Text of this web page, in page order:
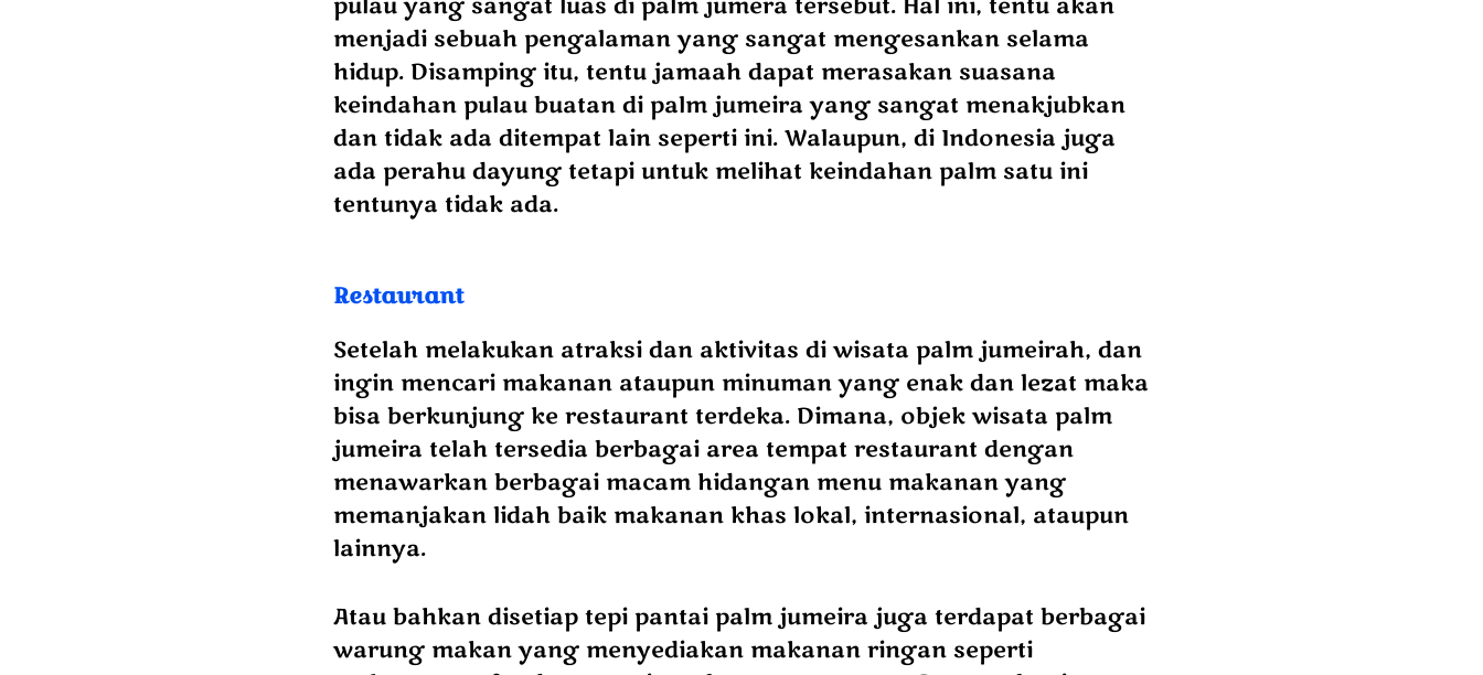
pulau yang sangat luas di palm jumera tersebut. Hal ini, tentu akan
menjadi sebuah pengalaman yang sangat mengesankan selama
hidup. Disamping itu, tentu jamaah dapat merasakan suasana
keindahan pulau buatan di palm jumeira yang sangat menakjubkan
dan tidak ada ditempat lain seperti ini. Walaupun, di Indonesia juga
ada perahu dayung tetapi untuk melihat keindahan palm satu ini
tentunya tidak ada.
Restaurant
Setelah melakukan atraksi dan aktivitas di wisata palm jumeirah, dan
ingin mencari makanan ataupun minuman yang enak dan lezat maka
bisa berkunjung ke restaurant terdeka. Dimana, objek wisata palm
jumeira telah tersedia berbagai area tempat restaurant dengan
menawarkan berbagai macam hidangan menu makanan yang
memanjakan lidah baik makanan khas lokal, internasional, ataupun
lainnya.
Atau bahkan disetiap tepi pantai palm jumeira juga terdapat berbagai
warung makan yang menyediakan makanan ringan seperti